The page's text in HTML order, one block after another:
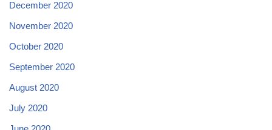
December 2020
November 2020
October 2020
September 2020
August 2020
July 2020